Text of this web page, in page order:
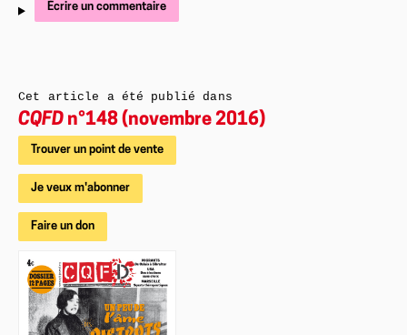
Écrire un commentaire
Cet article a été publié dans
CQFD n°148 (novembre 2016)
Trouver un point de vente
Je veux m'abonner
Faire un don